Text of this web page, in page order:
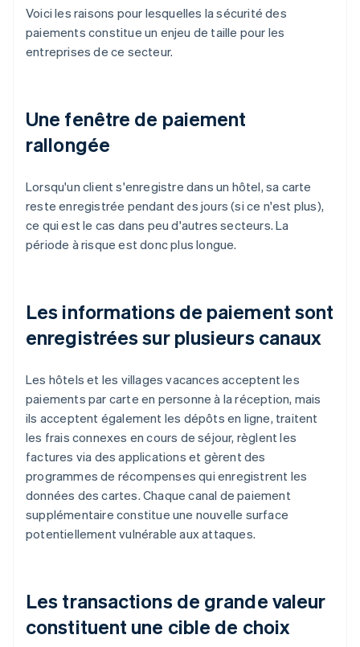
Voici les raisons pour lesquelles la sécurité des
paiements constitue un enjeu de taille pour les
entreprises de ce secteur.
Une fenêtre de paiement
rallongée
Lorsqu'un client s'enregistre dans un hôtel, sa carte
reste enregistrée pendant des jours (si ce n'est plus),
ce qui est le cas dans peu d'autres secteurs. La
période à risque est donc plus longue.
Les informations de paiement sont
enregistrées sur plusieurs canaux
Les hôtels et les villages vacances acceptent les
paiements par carte en personne à la réception, mais
ils acceptent également les dépôts en ligne, traitent
les frais connexes en cours de séjour, règlent les
factures via des applications et gèrent des
programmes de récompenses qui enregistrent les
données des cartes. Chaque canal de paiement
supplémentaire constitue une nouvelle surface
potentiellement vulnérable aux attaques.
Les transactions de grande valeur
constituent une cible de choix